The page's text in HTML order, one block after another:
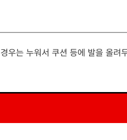
우는 누워서 쿠션 등에 발을 올려